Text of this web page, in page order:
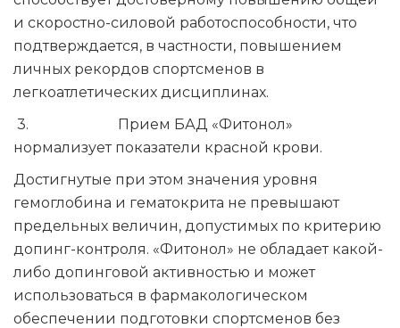
и скоростно-силовой работоспособности, что
подтверждается, в частности, повышением
личных рекордов спортсменов в
легкоатлетических дисциплинах.
3. Прием БАД «Фитонол»
нормализует показатели красной крови.
Достигнутые при этом значения уровня
гемоглобина и гематокрита не превышают
предельных величин, допустимых по критерию
допинг-контроля. «Фитонол» не обладает какой-
либо допинговой активностью и может
использоваться в фармакологическом
обеспечении подготовки спортсменов без